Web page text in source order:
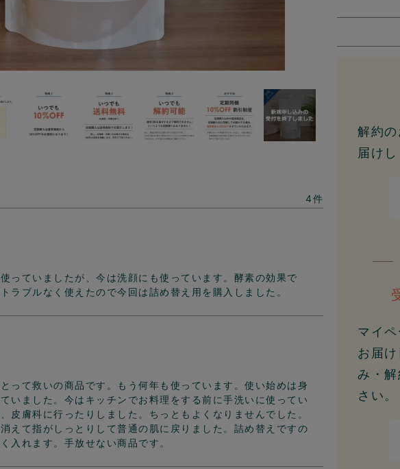
4
っていましたが、今は洗顔にも使っています。酵素の効果で
ラブルなく使えたので今回は詰め替え用を購入しました。
って救いの商品です。もう何年も使っています。使い始めは身
いました。今はキッチンでお料理をする前に手洗いに使ってい
皮膚科に行ったりしました。ちっともよくなりませんでした。
えて指がしっとりして普通の肌に戻りました。詰め替えですの
入れます。手放せない商品です。
解約
届け
マイ
お届
み・
さい。